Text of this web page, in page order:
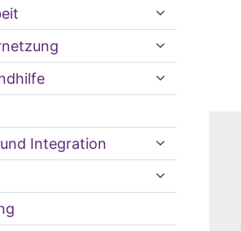
Integration